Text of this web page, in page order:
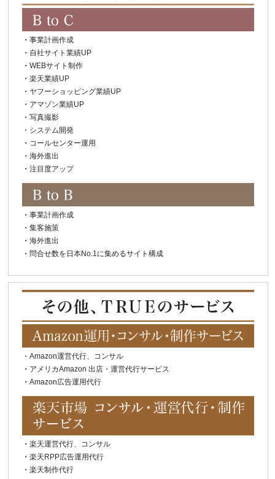
・ 事業計画作成
・ 自社サイト業績UP
・ WEBサイト制作
・ 楽天業績UP
・ ヤフーショッピング業績UP
・ アマゾン業績UP
・ 写真撮影
・ システム開発
・ コールセンター運用
・ 海外進出
・ 注目度アップ
・ 事業計画作成
・ 集客施策
・ 海外進出
・ 問合せ数を日本No.1に集めるサイト構成
・ Amazon運営代行、コンサル
・ アメリカAmazon 出店・運営代行サービス
・ Amazon広告運用代行
・ 楽天運営代行、コンサル
・ 楽天RPP広告運用代行
・ 楽天制作代行